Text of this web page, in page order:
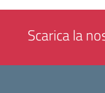
Scarica la